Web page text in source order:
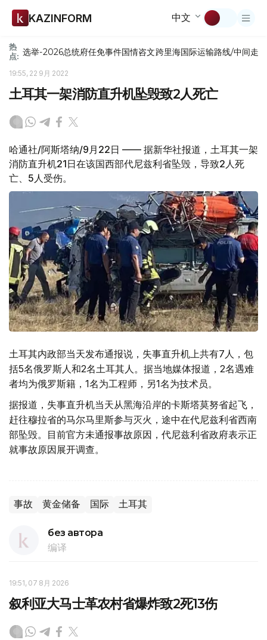
KAZINFORM 中文
热
点: 选举-2026总统府任免事件国情咨文跨里海国际运输路线/中间走廊
19:55, 22 9月 2022
土耳其一架消防直升机坠毁致2人死亡
哈通社/阿斯塔纳/9月22日 —— 据新华社报道，土耳其一架
消防直升机21日在该国西部代尼兹利省坠毁，导致2人死
亡、5人受伤。
土耳其内政部当天发布通报说，失事直升机上共有7人，包
括5名俄罗斯人和2名土耳其人。据当地媒体报道，2名遇难
者均为俄罗斯籍，1名为工程师，另1名为技术员。
据报道，失事直升机当天从黑海沿岸的卡斯塔莫努省起飞，
赶往穆拉省的马尔马里斯参与灭火，途中在代尼兹利省西南
部坠毁。目前官方未通报事故原因，代尼兹利省政府表示正
就事故原因展开调查。
事故 黄金储备 国际 土耳其
без автора
编译
19:51, 07 8月 2026
叙利亚大马士革农村省爆炸致2死13伤